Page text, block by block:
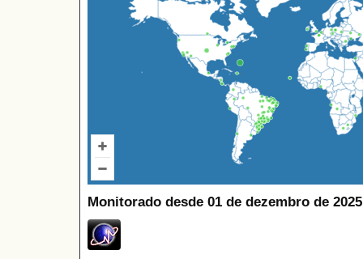
Monitorado desde 01 de dezembro de